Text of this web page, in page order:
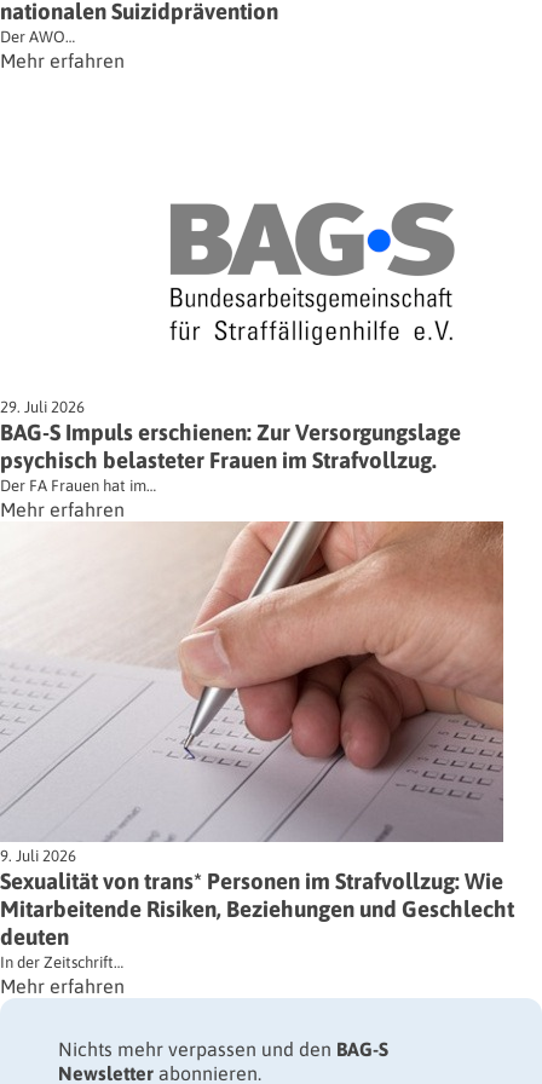
nationalen Suizidprävention
Der AWO…
Mehr erfahren
29. Juli 2026
BAG-S Impuls erschienen: Zur Versorgungslage
psychisch belasteter Frauen im Strafvollzug.
Der FA Frauen hat im…
Mehr erfahren
9. Juli 2026
Sexualität von trans* Personen im Strafvollzug: Wie
Mitarbeitende Risiken, Beziehungen und Geschlecht
deuten
In der Zeitschrift…
Mehr erfahren
Nichts mehr verpassen und den BAG-S
Newsletter abonnieren.